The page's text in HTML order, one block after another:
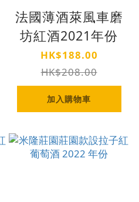
法國薄酒萊風車磨
坊紅酒2021年份
HK$188.00
HK$208.00
加入購物車